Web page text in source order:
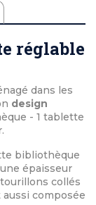
réglable
dans les
design
- 1 tablette
bibliothèque
épaisseur
tourillons collés
composée